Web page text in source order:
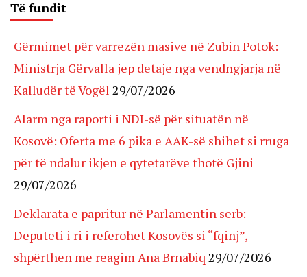
Të fundit
Gërmimet për varrezën masive në Zubin Potok:
Ministrja Gërvalla jep detaje nga vendngjarja në
Kalludër të Vogël 29/07/2026
Alarm nga raporti i NDI-së për situatën në
Kosovë: Oferta me 6 pika e AAK-së shihet si rruga
për të ndalur ikjen e qytetarëve thotë Gjini
29/07/2026
Deklarata e papritur në Parlamentin serb:
Deputeti i ri i referohet Kosovës si “fqinj”,
shpërthen me reagim Ana Brnabiq 29/07/2026